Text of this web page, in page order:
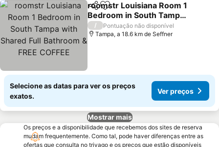
PartilharAdicionar aos favoritos
roomstr Louisiana Room 1
Bedroom in South Tampa
with Shared Full
Bathroom & FREE COFFEE
Ver preços
/
Pontuação não disponível
Tampa, a 18.6 km de Seffner
Selecione as datas para ver os preços
exatos.
Ver preços
Mostrar mais
Os preços e a disponibilidade que recebemos dos sites de reserva
mudam frequentemente. Como tal, pode haver diferenças entre as
ofertas que consulta no trivago e os preços que estão disponíveis